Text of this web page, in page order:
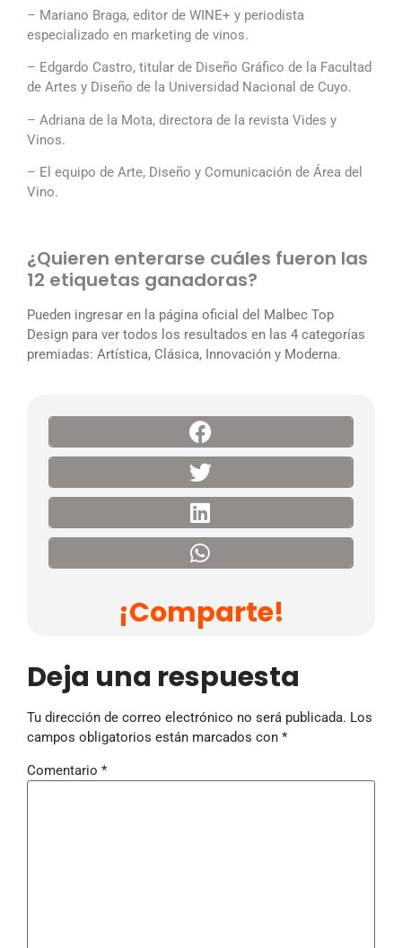
– Mariano Braga, editor de WINE+ y periodista
especializado en marketing de vinos.
– Edgardo Castro, titular de Diseño Gráfico de la Facultad
de Artes y Diseño de la Universidad Nacional de Cuyo.
– Adriana de la Mota, directora de la revista Vides y
Vinos.
– El equipo de Arte, Diseño y Comunicación de Área del
Vino.
¿Quieren enterarse cuáles fueron las
12 etiquetas ganadoras?
Pueden ingresar en la página oficial del Malbec Top
Design para ver todos los resultados en las 4 categorías
premiadas: Artística, Clásica, Innovación y Moderna.
¡Comparte!
Deja una respuesta
Tu dirección de correo electrónico no será publicada. Los
campos obligatorios están marcados con *
Comentario *